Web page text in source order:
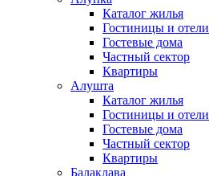
Каталог жилья
Гостиницы и отели
Гостевые дома
Частный сектор
Квартиры
Алушта
Каталог жилья
Гостиницы и отели
Гостевые дома
Частный сектор
Квартиры
Балаклава